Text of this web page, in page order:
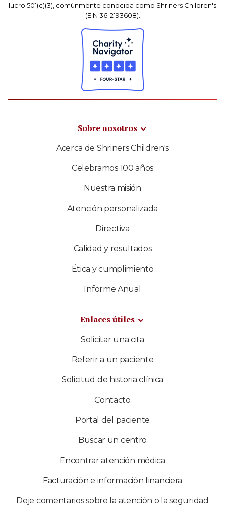
lucro 501(c)(3), comúnmente conocida como Shriners Children's
(EIN 36-2193608).
Sobre nosotros
Acerca de Shriners Children's
Celebramos 100 años
Nuestra misión
Atención personalizada
Directiva
Calidad y resultados
Ética y cumplimiento
Informe Anual
Enlaces útiles
Solicitar una cita
Referir a un paciente
Solicitud de historia clínica
Contacto
Portal del paciente
Buscar un centro
Encontrar atención médica
Facturación e información financiera
Deje comentarios sobre la atención o la seguridad